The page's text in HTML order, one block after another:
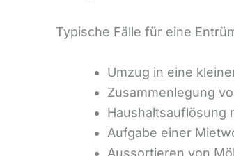
Typische Fälle für eine
Umzug in eine
Zusammenlegung
Haushaltsauflösung
Aufgabe einer
Aussortieren von